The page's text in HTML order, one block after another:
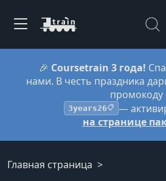
🎉 Coursetrain 3 года!
нами. В честь праздника
промокоду
3years26📋 —
на странице
Главная страница